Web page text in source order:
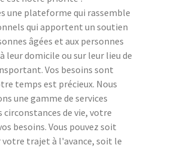
une plateforme qui rassemble
qui apportent un soutien
âgées et aux personnes
leur domicile ou sur leur lieu de
Vos besoins sont
temps est précieux. Nous
une gamme de services
circonstances de vie, votre
besoins. Vous pouvez soit
trajet à l'avance, soit le